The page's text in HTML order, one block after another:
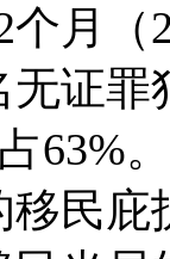
月（
无证
63%
移民庇